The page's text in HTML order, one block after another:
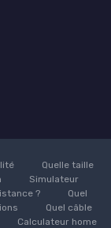
Quelle taille
Simulateur
?
Quel
Quel câble
Calculateur home